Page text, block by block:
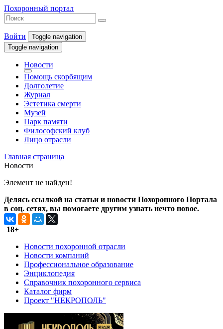
Похоронный портал
Войти
Toggle navigation
Toggle navigation
Новости
Помощь скорбящим
Долголетие
Журнал
Эстетика смерти
Музей
Парк памяти
Философский клуб
Лицо отрасли
Главная страница
Новости
Элемент не найден!
Делясь ссылкой на статьи и новости Похоронного Портала
в соц. сетях, вы помогаете другим узнать нечто новое.
18+
Новости похоронной отрасли
Новости компаний
Профессиональное образование
Энциклопедия
Справочник похоронного сервиса
Каталог фирм
Проект "НЕКРОПОЛЬ"